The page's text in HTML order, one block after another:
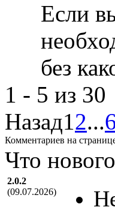
Если
без
1 - 5 из 30
Назад12...
Комментариев на
Что нового
2.0.2
(09.07.2026)